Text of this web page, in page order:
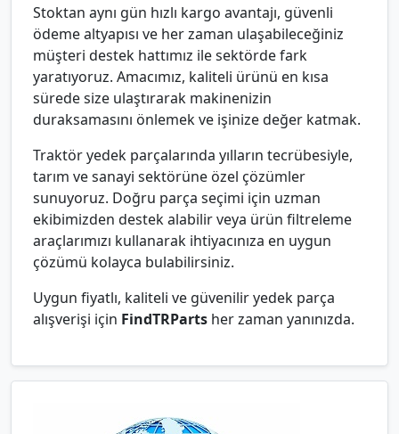
Stoktan aynı gün hızlı kargo avantajı, güvenli
ödeme altyapısı ve her zaman ulaşabileceğiniz
müşteri destek hattımız ile sektörde fark
yaratıyoruz. Amacımız, kaliteli ürünü en kısa
sürede size ulaştırarak makinenizin
duraksamasını önlemek ve işinize değer katmak.
Traktör yedek parçalarında yılların tecrübesiyle,
tarım ve sanayi sektörüne özel çözümler
sunuyoruz. Doğru parça seçimi için uzman
ekibimizden destek alabilir veya ürün filtreleme
araçlarımızı kullanarak ihtiyacınıza en uygun
çözümü kolayca bulabilirsiniz.
Uygun fiyatlı, kaliteli ve güvenilir yedek parça
alışverişi için FindTRParts her zaman yanınızda.